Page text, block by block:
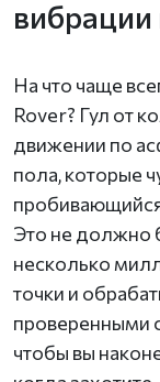
вибрации
На что чаще
Rover? Гул от
движении по
пола, которые
пробивающийся
Это не должно
несколько
точки и
проверенными
чтобы вы